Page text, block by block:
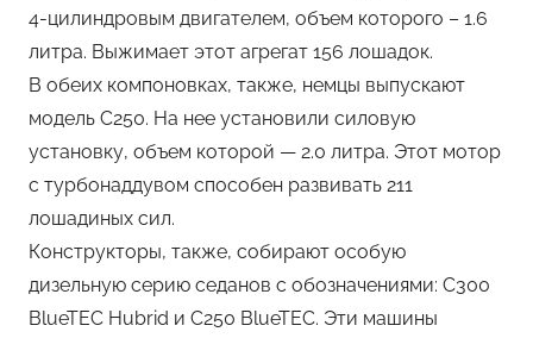
4-цилиндровым двигателем, объем которого – 1.6
литра. Выжимает этот агрегат 156 лошадок.
В обеих компоновках, также, немцы выпускают
модель С250. На нее установили силовую
установку, объем которой — 2.0 литра. Этот мотор
с турбонаддувом способен развивать 211
лошадиных сил.
Конструкторы, также, собирают особую
дизельную серию седанов с обозначениями: С300
BlueTEC Hubrid и C250 BlueTEC. Эти машины